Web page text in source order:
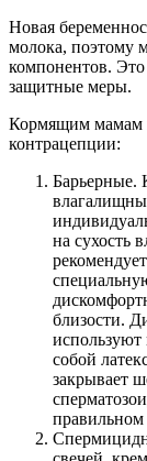
Новая
молока, поэтому
компонентов.
защитные меры.
Кормящим мамам
контрацепции:
Барьерные.
на сухость
близости.
используют
собой
закрывает
правильном